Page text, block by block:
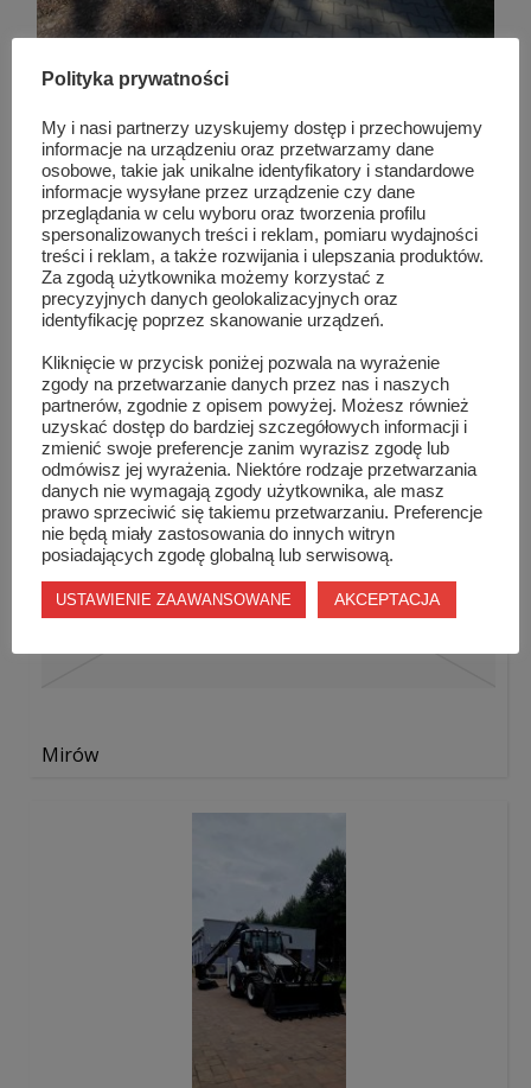
TAG LIST KOŁO GOSPODYŃ WIEJSKICH W ZBIJOWIE MAŁYM
ZBIJÓW MAŁY
Podobne wpisy
Mirów
Polityka prywatności
My i nasi partnerzy uzyskujemy dostęp i przechowujemy
informacje na urządzeniu oraz przetwarzamy dane
osobowe, takie jak unikalne identyfikatory i standardowe
informacje wysyłane przez urządzenie czy dane
przeglądania w celu wyboru oraz tworzenia profilu
spersonalizowanych treści i reklam, pomiaru wydajności
treści i reklam, a także rozwijania i ulepszania produktów.
Za zgodą użytkownika możemy korzystać z
precyzyjnych danych geolokalizacyjnych oraz
identyfikację poprzez skanowanie urządzeń.
Kliknięcie w przycisk poniżej pozwala na wyrażenie
zgody na przetwarzanie danych przez nas i naszych
partnerów, zgodnie z opisem powyżej. Możesz również
uzyskać dostęp do bardziej szczegółowych informacji i
zmienić swoje preferencje zanim wyrazisz zgodę lub
odmówisz jej wyrażenia. Niektóre rodzaje przetwarzania
danych nie wymagają zgody użytkownika, ale masz
prawo sprzeciwić się takiemu przetwarzaniu. Preferencje
nie będą miały zastosowania do innych witryn
posiadających zgodę globalną lub serwisową.
USTAWIENIE ZAAWANSOWANE AKCEPTACJA